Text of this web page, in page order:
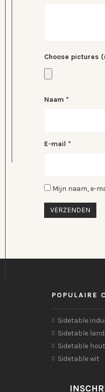
Choose pictures
Naam *
E-mail *
Mijn naam, e-
POPULAIRE
Sidetable
Sidetable
Sidetable hout
Sidetable wit